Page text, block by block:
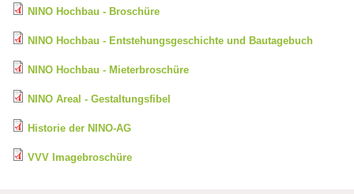
NINO Hochbau - Broschüre
NINO Hochbau - Entstehungsgeschichte und Bautagebuch
NINO Hochbau - Mieterbroschüre
NINO Areal - Gestaltungsfibel
Historie der NINO-AG
VVV Imagebroschüre